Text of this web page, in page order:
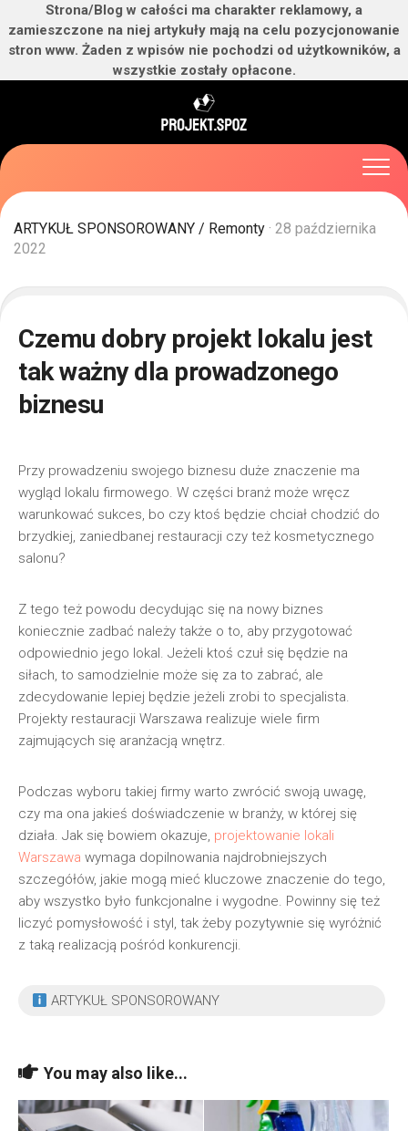
Strona/Blog w całości ma charakter reklamowy, a
zamieszczone na niej artykuły mają na celu pozycjonowanie
stron www. Żaden z wpisów nie pochodzi od użytkowników, a
wszystkie zostały opłacone.
ARTYKUŁ SPONSOROWANY / Remonty · 28 października
2022
Czemu dobry projekt lokalu jest
tak ważny dla prowadzonego
biznesu
Przy prowadzeniu swojego biznesu duże znaczenie ma
wygląd lokalu firmowego. W części branż może wręcz
warunkować sukces, bo czy ktoś będzie chciał chodzić do
brzydkiej, zaniedbanej restauracji czy też kosmetycznego
salonu?
Z tego też powodu decydując się na nowy biznes
koniecznie zadbać należy także o to, aby przygotować
odpowiednio jego lokal. Jeżeli ktoś czuł się będzie na
siłach, to samodzielnie może się za to zabrać, ale
zdecydowanie lepiej będzie jeżeli zrobi to specjalista.
Projekty restauracji Warszawa realizuje wiele firm
zajmujących się aranżacją wnętrz.
Podczas wyboru takiej firmy warto zwrócić swoją uwagę,
czy ma ona jakieś doświadczenie w branży, w której się
działa. Jak się bowiem okazuje, projektowanie lokali
Warszawa wymaga dopilnowania najdrobniejszych
szczegółów, jakie mogą mieć kluczowe znaczenie do tego,
aby wszystko było funkcjonalne i wygodne. Powinny się też
liczyć pomysłowość i styl, tak żeby pozytywnie się wyróżnić
z taką realizacją pośród konkurencji.
ARTYKUŁ SPONSOROWANY
You may also like...